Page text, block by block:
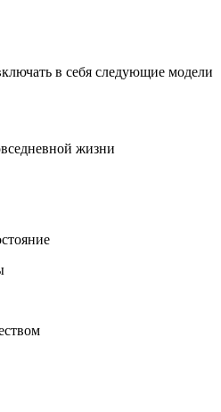
в себя следующие модели
жизни